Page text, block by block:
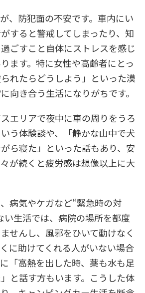
、防犯面の不安です。車内にい
すると警戒してしまったり、知
ごすこと自体にストレスを感じ
ます。特に女性や高齢者にとっ
れたらどうしよう」といった漠
向き合う生活になりがちです。
エリアで夜中に車の周りをうろ
う体験談や、「静かな山中で犬
ら寝た」といった話もあり、安
が続くと疲労感は想像以上に大
病気やケガなど“緊急時の対
い生活では、病院の場所を都度
せんし、風邪をひいて動けなく
に助けてくれる人がいない場合
「高熱を出した時、薬も水も足
と話す方もいます。こうした体